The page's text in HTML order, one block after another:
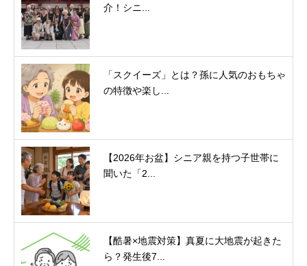
介！シニ...
「スクイーズ」とは？孫に人気のおもちゃ
の特徴や楽し...
【2026年お盆】シニア親を持つ子世帯に
聞いた「2...
【酷暑×地震対策】真夏に大地震が起きた
ら？発生後7...